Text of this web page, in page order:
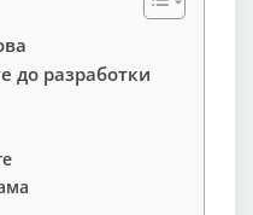
до разработки